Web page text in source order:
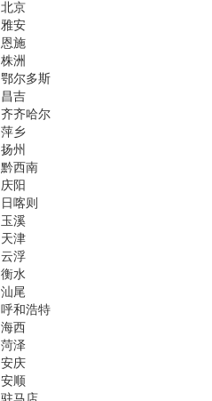
北京
雅安
恩施
株洲
鄂尔多斯
昌吉
齐齐哈尔
萍乡
扬州
黔西南
庆阳
日喀则
玉溪
天津
云浮
衡水
汕尾
呼和浩特
海西
菏泽
安庆
安顺
驻马店